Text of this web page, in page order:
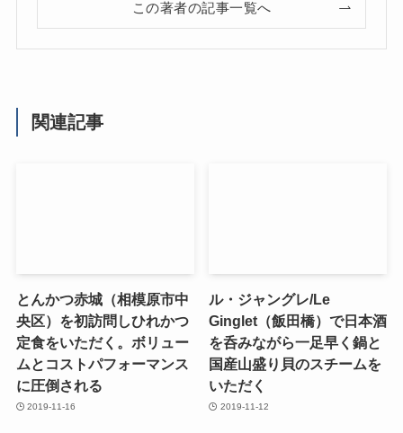
この著者の記事一覧へ
関連記事
とんかつ赤城（相模原市中
央区）を初訪問しひれかつ
定食をいただく。ボリュー
ムとコストパフォーマンス
に圧倒される
2019-11-16
ル・ジャングレ/Le
Ginglet（飯田橋）で日本酒
を呑みながら一足早く鍋と
国産山盛り貝のスチームを
いただく
2019-11-12